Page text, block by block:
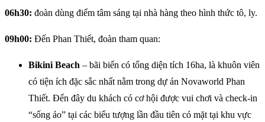
06h30: đoàn dùng điểm tâm sáng tại nhà hàng theo hình thức tô, ly.
09h00: Đến Phan Thiết, đoàn tham quan:
Bikini Beach – bãi biển có tổng diện tích 16ha, là khuôn viên
có tiện ích đặc sắc nhất nằm trong dự án Novaworld Phan
Thiết. Đến đây du khách có cơ hội được vui chơi và check-in
“sống ảo” tại các biểu tượng lần đầu tiên có mặt tại khu vực